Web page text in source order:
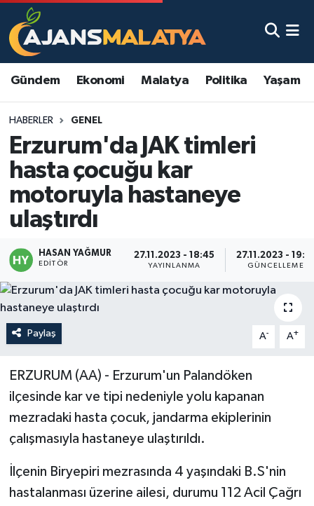
Gündem Ekonomi Malatya Politika Yaşam
HABERLER GENEL
Erzurum'da JAK timleri
hasta çocuğu kar
motoruyla hastaneye
ulaştırdı
HASAN YAĞMUR
EDITÖR
27.11.2023 - 18:45
YAYINLANMA
27.11.2023 -
GÜNCELLEME
Paylaş A- A+
ERZURUM (AA) - Erzurum'un Palandöken
ilçesinde kar ve tipi nedeniyle yolu kapanan
mezradaki hasta çocuk, jandarma ekiplerinin
çalışmasıyla hastaneye ulaştırıldı.
İlçenin Biryepiri mezrasında 4 yaşındaki B.S'nin
hastalanması üzerine ailesi, durumu 112 Acil Çağrı
Asayiş
Eğitim
Ekonomi
Gündem
Kadın
Kültür & Sanat
Magazin
Politika
Sağlık
Spor
Teknoloji
Yaşam
Malatya Nöbetçi Eczaneler
Malatya Namaz Vakitleri
Malatya Trafik Yoğunluk Haritası
TFF 3.Lig 2.Grup Puan Durumu ve Fikstür
Tüm Manşetler
Son Dakika Haberleri
Haber Arşivi